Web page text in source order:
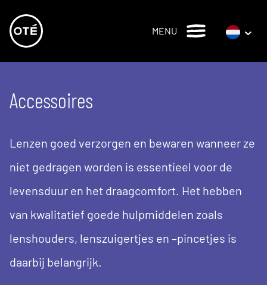
MENU
Accessoires
Lenzen goed verzorgen en bewaren wanneer ze
niet gedragen worden is essentieel voor de
levensduur en het draagcomfort. Het hebben
van kwalitatief goede hulpmiddelen zoals
lenshouders, lenszuigertjes en –pincetjes is
daarbij belangrijk.